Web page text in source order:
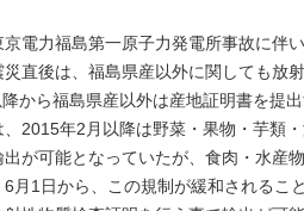
電力福島第一原子力発電所事故に伴
直後は、福島県産以外に関しても放
から福島県産以外は産地証明書を提
2015年2月以降は野菜・果物・芋類
が可能となっていたが、食肉・水産
月1日から、この規制が緩和されるこ